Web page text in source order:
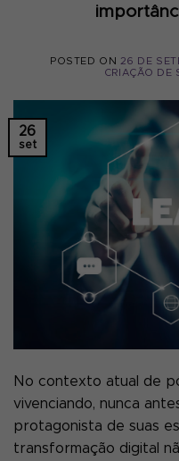
POSTED ON 26 DE
CRIAÇÃO DE
26
set
No contexto atual de
vivenciando, nunca
protagonista de suas
transformação digital